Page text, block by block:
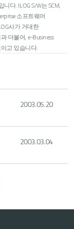
다. ILOG S/W는 SCM,
소프트웨어
사가 거대한
더불어, e-Business
고 있습니다.
2003.05.20
2003.03.04